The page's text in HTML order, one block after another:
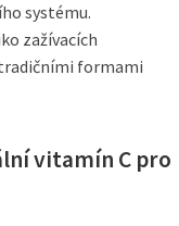
systému.
zažívacích
formami
vitamín C pro